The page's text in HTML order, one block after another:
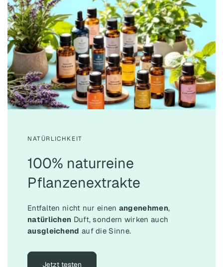
NATÜRLICHKEIT
100% naturreine
Pflanzenextrakte
Entfalten nicht nur einen angenehmen,
natürlichen Duft, sondern wirken auch
ausgleichend auf die Sinne.
Jetzt testen